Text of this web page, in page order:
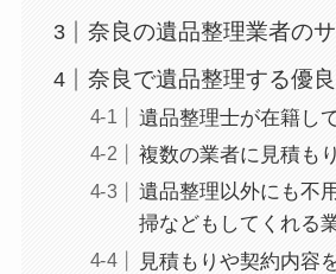
奈良の遺品整理業者の
奈良で遺品整理する優
遺品整理士が在籍し
複数の業者に見積も
遺品整理以外にも不
掃などもしてくれる
見積もりや契約内容